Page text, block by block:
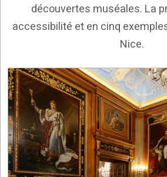
découvertes muséales. La
accessibilité et en cinq
Nice.